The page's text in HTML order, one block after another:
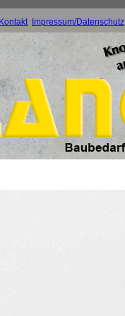
Impressum/Datenschutz